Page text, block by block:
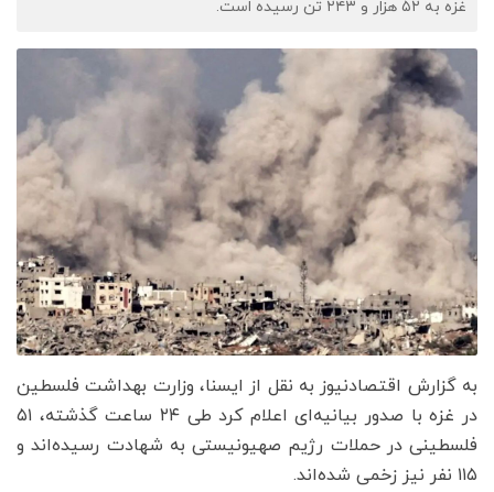
غزه به ۵۲ هزار و ۲۴۳ تن رسیده است.
به گزارش اقتصادنیوز به نقل از ایسنا، وزارت بهداشت فلسطین
در غزه با صدور بیانیه‌ای اعلام کرد طی ۲۴ ساعت گذشته، ۵۱
فلسطینی در حملات رژیم صهیونیستی به شهادت رسیده‌اند و
۱۱۵ نفر نیز زخمی شده‌اند.